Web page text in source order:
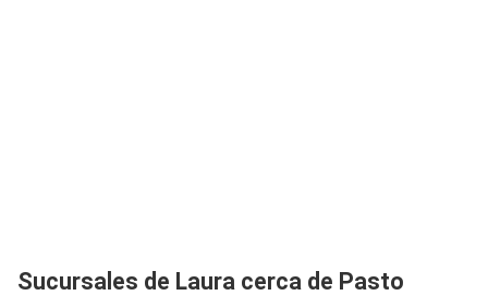
Sucursales de Laura cerca de Pasto